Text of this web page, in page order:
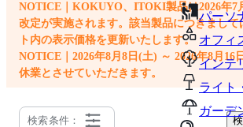
パーソ
オフィ
インテ
ライト
ガーデ
NOTICE｜KOKUYO、ITOKI製品は2026年7
改定が実施されます。該当製品につきまして
ト内の表示価格を更新いたします。
NOTICE｜2026年8月8日(土) ～ 2026年8月16
休業とさせていただきます。
検索条件：